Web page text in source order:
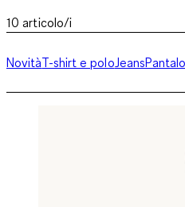
10 articolo/i
NovitàT-shirt e polo Jeans